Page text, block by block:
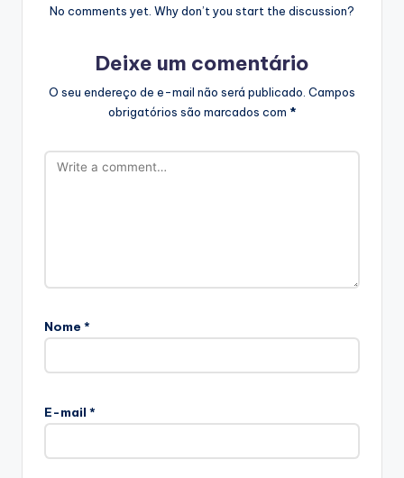
No comments yet. Why don’t you start the discussion?
Deixe um comentário
O seu endereço de e-mail não será publicado. Campos
obrigatórios são marcados com *
Nome *
E-mail *